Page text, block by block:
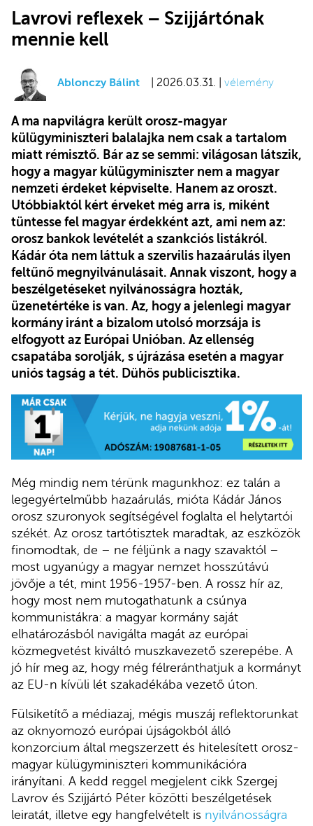
Lavrovi reflexek – Szijjártónak
mennie kell
Ablonczy Bálint | 2026.03.31. | vélemény
A ma napvilágra került orosz-magyar
külügyminiszteri balalajka nem csak a tartalom
miatt rémisztő. Bár az se semmi: világosan látszik,
hogy a magyar külügyminiszter nem a magyar
nemzeti érdeket képviselte. Hanem az oroszt.
Utóbbiaktól kért érveket még arra is, miként
tüntesse fel magyar érdekként azt, ami nem az:
orosz bankok levételét a szankciós listákról.
Kádár óta nem láttuk a szervilis hazaárulás ilyen
feltűnő megnyilvánulásait. Annak viszont, hogy a
beszélgetéseket nyilvánosságra hozták,
üzenetértéke is van. Az, hogy a jelenlegi magyar
kormány iránt a bizalom utolsó morzsája is
elfogyott az Európai Unióban. Az ellenség
csapatába sorolják, s újrázása esetén a magyar
uniós tagság a tét. Dühös publicisztika.
Még mindig nem térünk magunkhoz: ez talán a
legegyértelműbb hazaárulás, mióta Kádár János
orosz szuronyok segítségével foglalta el helytartói
székét. Az orosz tartótisztek maradtak, az eszközök
finomodtak, de – ne féljünk a nagy szavaktól –
most ugyanúgy a magyar nemzet hosszútávú
jövője a tét, mint 1956-1957-ben. A rossz hír az,
hogy most nem mutogathatunk a csúnya
kommunistákra: a magyar kormány saját
elhatározásból navigálta magát az európai
közmegvetést kiváltó muszkavezető szerepébe. A
jó hír meg az, hogy még félreránthatjuk a kormányt
az EU-n kívüli lét szakadékába vezető úton.
Fülsiketítő a médiazaj, mégis muszáj reflektorunkat
az oknyomozó európai újságokból álló
konzorcium által megszerzett és hitelesített orosz-
magyar külügyminiszteri kommunikációra
irányítani. A kedd reggel megjelent cikk Szergej
Lavrov és Szijjártó Péter közötti beszélgetések
leiratát, illetve egy hangfelvételt is nyilvánosságra